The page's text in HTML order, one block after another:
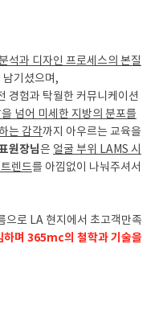
석과 디자인 프로세스의 본질
남기셨으며,
경험과 탁월한 커뮤니케이션
넘어 미세한 지방의 분포를
는 감각까지 아우르는 교육을
원장님은 얼굴 부위 LAMS 시
렌드를 아낌없이 나눠주셔서
으로 LA 현지에서 초고객만족
하며 365mc의 철학과 기술을